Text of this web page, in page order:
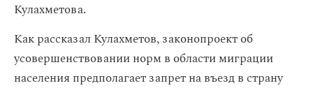
Кулахметова.
Как рассказал Кулахметов, законопроект об
усовершенствовании норм в области миграции
населения предполагает запрет на въезд в страну